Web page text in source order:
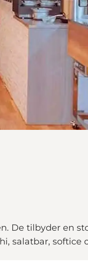
De tilbyder en
salatbar, softice